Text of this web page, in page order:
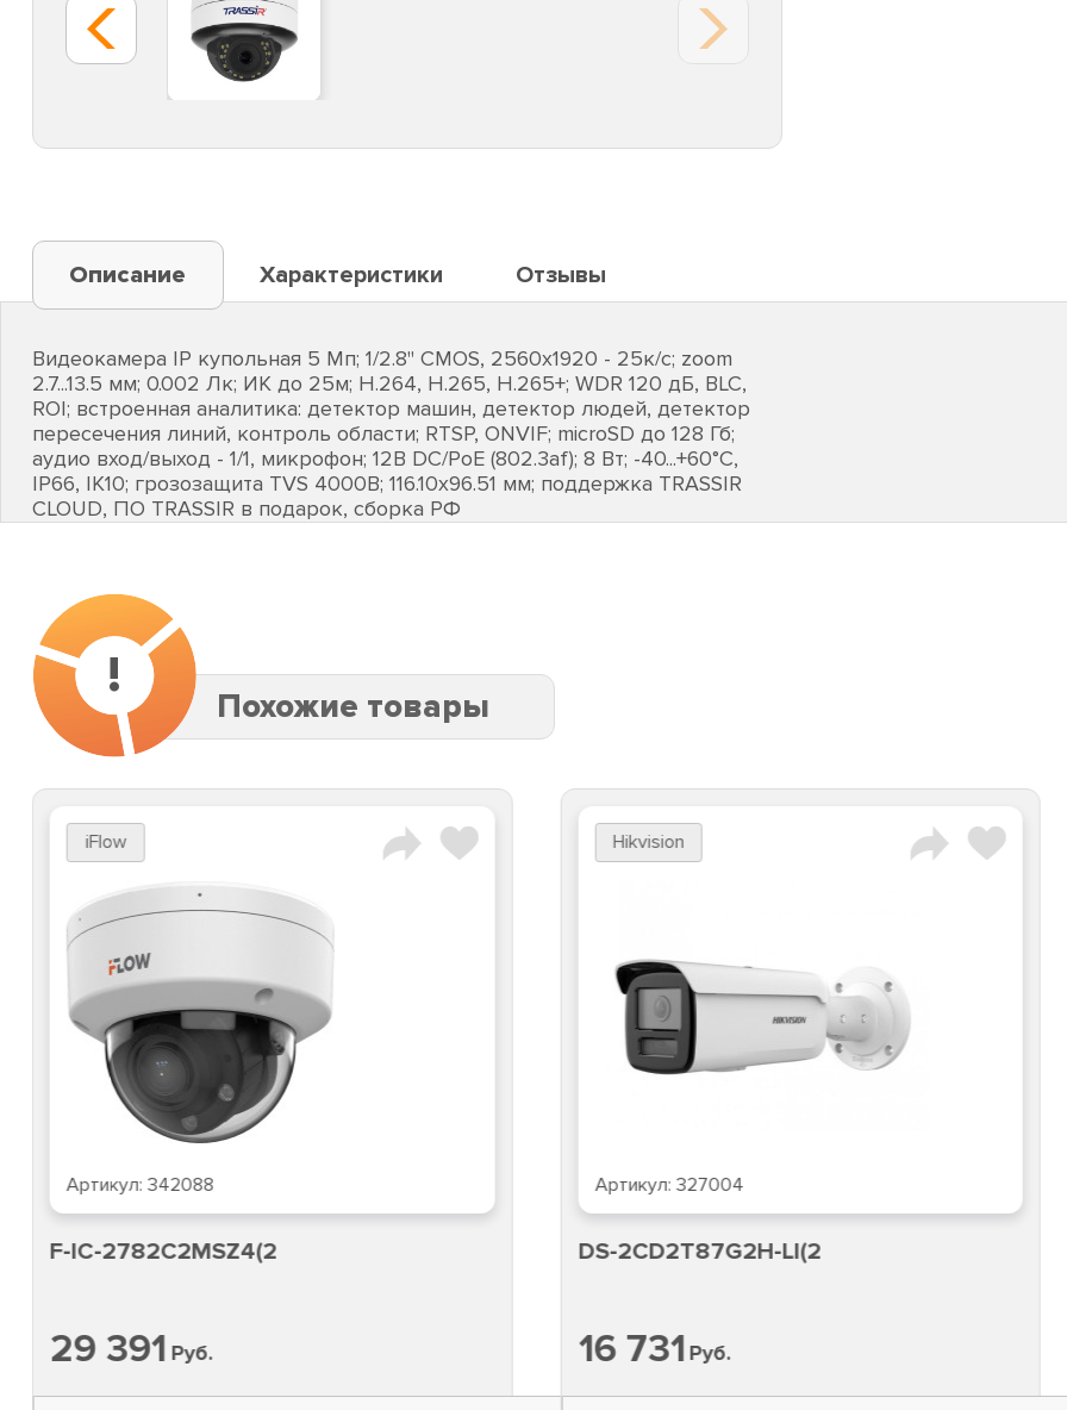
Описание Характеристики Отзывы
Видеокамера IP купольная 5 Мп; 1/2.8" CMOS, 2560х1920 - 25к/с; zoom
2.7...13.5 мм; 0.002 Лк; ИК до 25м; H.264, H.265, H.265+; WDR 120 дБ, BLC,
ROI; встроенная аналитика: детектор машин, детектор людей, детектор
пересечения линий, контроль области; RTSP, ONVIF; microSD до 128 Гб;
аудио вход/выход - 1/1, микрофон; 12В DC/PoE (802.3af); 8 Вт; -40...+60°C,
IP66, IK10; грозозащита TVS 4000В; 116.10х96.51 мм; поддержка TRASSIR
CLOUD, ПО TRASSIR в подарок, сборка РФ
!
Похожие товары
iFlow
Артикул:342088
F-IC-2782C2MSZ4(2
29 391 Руб.
Hikvision
Артикул:327004
DS-2CD2T87G2H-LI(2
16 731Руб.